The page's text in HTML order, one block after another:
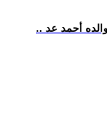
أحمد عد